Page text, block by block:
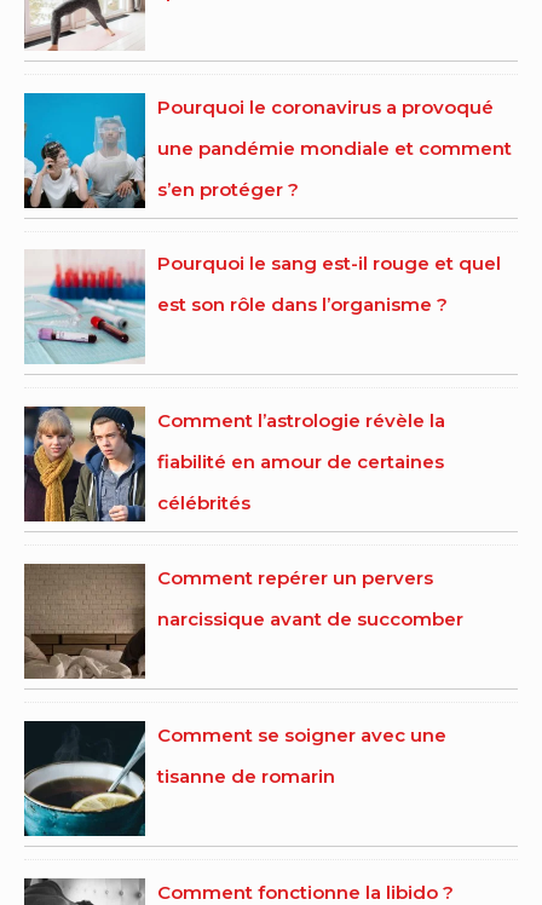
Pourquoi le coronavirus a provoqué
une pandémie mondiale et comment
s’en protéger ?
Pourquoi le sang est-il rouge et quel
est son rôle dans l’organisme ?
Comment l’astrologie révèle la
fiabilité en amour de certaines
célébrités
Comment repérer un pervers
narcissique avant de succomber
Comment se soigner avec une
tisanne de romarin
Comment fonctionne la libido ?